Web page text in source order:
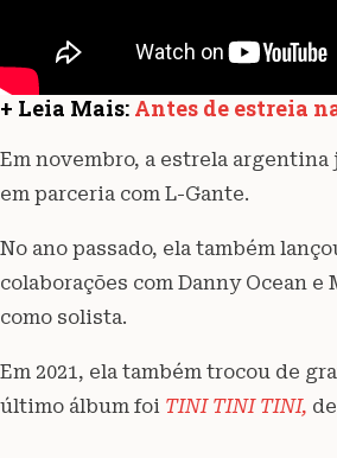
+ Leia Mais: Antes de estreia
Em novembro, a estrela argentina
em parceria com L-Gante.
No ano passado, ela também
colaborações com Danny Ocean
como solista.
Em 2021, ela também trocou de
último álbum foi TINI TINI TINI,